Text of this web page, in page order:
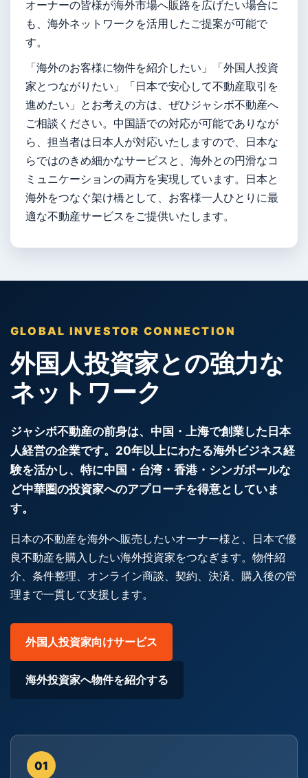
オーナーの皆様が海外市場へ販路を広げたい場合に
も、海外ネットワークを活用したご提案が可能で
す。
「海外のお客様に物件を紹介したい」「外国人投資
家とつながりたい」「日本で安心して不動産取引を
進めたい」とお考えの方は、ぜひジャシボ不動産へ
ご相談ください。中国語での対応が可能でありなが
ら、担当者は日本人が対応いたしますので、日本な
らではのきめ細かなサービスと、海外との円滑なコ
ミュニケーションの両方を実現しています。日本と
海外をつなぐ架け橋として、お客様一人ひとりに最
適な不動産サービスをご提供いたします。
GLOBAL INVESTOR CONNECTION
外国人投資家との強力な
ネットワーク
ジャシボ不動産の前身は、中国・上海で創業した日本
人経営の企業です。20年以上にわたる海外ビジネス経
験を活かし、特に中国・台湾・香港・シンガポールな
ど中華圏の投資家へのアプローチを得意としていま
す。
日本の不動産を海外へ販売したいオーナー様と、日本で優
良不動産を購入したい海外投資家をつなぎます。物件紹
介、条件整理、オンライン商談、契約、決済、購入後の管
理まで一貫して支援します。
外国人投資家向けサービス
海外投資家へ物件を紹介する
01